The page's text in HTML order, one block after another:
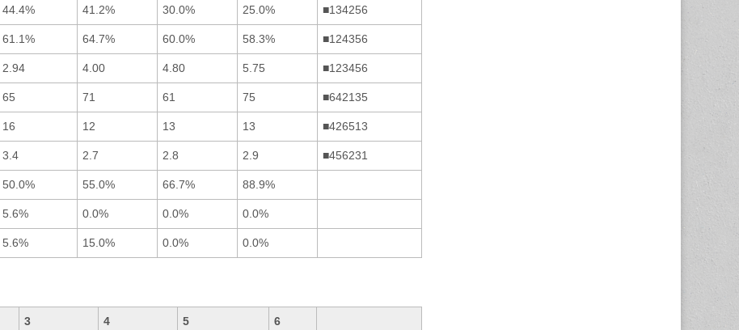
44.4% 41.2% 30.0% 25.0% ■134256
61.1% 64.7% 60.0% 58.3% ■124356
2.94 4.00 4.80 5.75 ■123456
65 71 61 75 ■642135
16 12 13 13 ■426513
3.4 2.7 2.8 2.9 ■456231
50.0% 55.0% 66.7% 88.9%
5.6% 0.0% 0.0% 0.0%
5.6% 15.0% 0.0% 0.0%
3 4 5 6